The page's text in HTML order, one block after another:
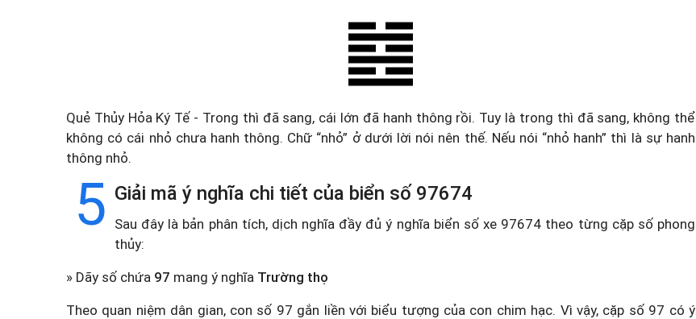
Quẻ Thủy Hỏa Ký Tế - Trong thì đã sang, cái lớn đã hanh thông rồi. Tuy là trong thì đã sang, không thể
không có cái nhỏ chưa hanh thông. Chữ “nhỏ” ở dưới lời nói nên thế. Nếu nói “nhỏ hanh” thì là sự hanh
thông nhỏ.
5 Giải mã ý nghĩa chi tiết của biển số 97674
Sau đây là bản phân tích, dịch nghĩa đầy đủ ý nghĩa biển số xe 97674 theo từng cặp số phong
thủy:
» Dãy số chứa 97 mang ý nghĩa Trường thọ
Theo quan niệm dân gian, con số 97 gắn liền với biểu tượng của con chim hạc. Vì vậy, cặp số 97 có ý